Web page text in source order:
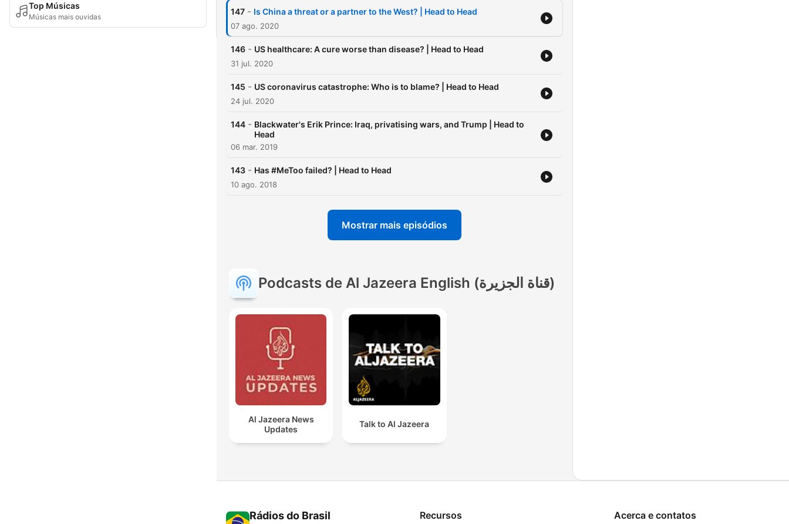
Top Músicas
Músicas mais ouvidas
147 - Is China a threat or a partner to the West? | Head to Head
07 ago. 2020
146 - US healthcare: A cure worse than disease? | Head to Head
31 jul. 2020
145 - US coronavirus catastrophe: Who is to blame? | Head to Head
24 jul. 2020
144 - Blackwater's Erik Prince: Iraq, privatising wars, and Trump | Head to
Head
06 mar. 2019
143 - Has #MeToo failed? | Head to Head
10 ago. 2018
Mostrar mais episódios
Podcasts de Al Jazeera English (قناة الجزيرة)
Al Jazeera News
Updates
Talk to Al Jazeera
Rádios do Brasil Recursos Acerca e contatos